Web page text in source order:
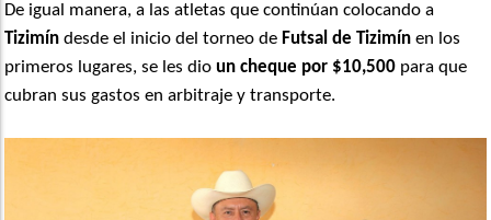
De igual manera, a las atletas que continúan colocando a
Tizimín desde el inicio del torneo de Futsal de Tizimín en los
primeros lugares, se les dioun cheque por $10,500 para que
cubran sus gastos en arbitraje y transporte.